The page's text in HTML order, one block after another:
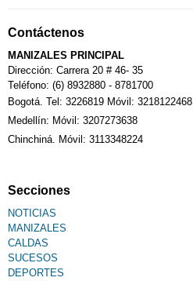
Calendario Tributario
Sudoku
Contáctenos
MANIZALES PRINCIPAL
Dirección: Carrera 20 # 46- 35
Teléfono: (6) 8932880 - 8781700
Bogotá. Tel: 3226819 Móvil: 3218122468
Medellín: Móvil: 3207273638
Chinchiná. Móvil: 3113348224
Secciones
NOTICIAS
MANIZALES
CALDAS
SUCESOS
DEPORTES